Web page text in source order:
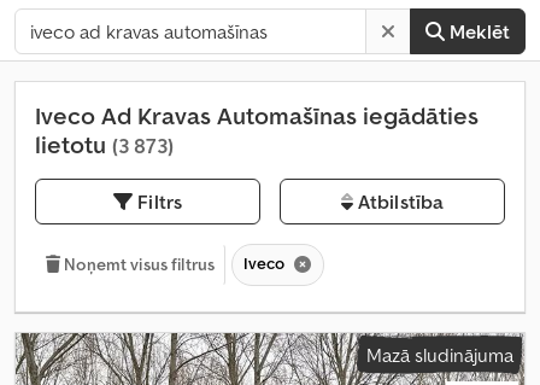
Meklēt
Iveco Ad Kravas Automašīnas iegādāties
lietotu (3 873)
Filtrs Atbilstība
Noņemt visus filtrus Iveco
Mazā sludinājuma